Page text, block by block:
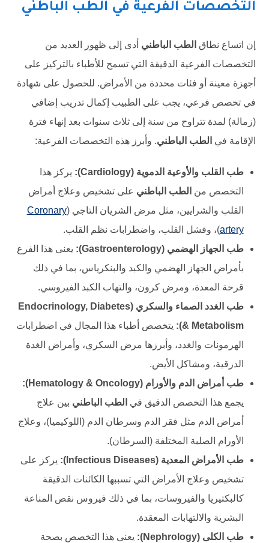
التخصصات الفرعية في الطب الباطني
إن اتساع نطاق الطب الباطني أدى إلى ظهور العديد من
التخصصات الفرعية الدقيقة التي تسمح للأطباء بالتركيز على
أجهزة معينة أو فئات محددة من الأمراض. للحصول على شهادة
في تخصص فرعي، يجب على الطبيب إكمال تدريب إضافي
(زمالة) لمدة تتراوح من سنة إلى ثلاث سنوات بعد إنهاء فترة
الإقامة في الطب الباطني. وأبرز هذه التخصصات الفرعية:
طب القلب والأوعية الدموية (Cardiology):
يركز هذا
التخصص من الطب الباطني على تشخيص وعلاج أمراض
القلب والشرايين، مثل مرض الشريان التاجي (Coronary
artery)، وفشل القلب، واضطرابات نظم القلب.
طب الجهاز الهضمي (Gastroenterology):
يعنى هذا الفرع
بأمراض الجهاز الهضمي والكبد والبنكرياس، بما في ذلك
قرحة المعدة، ومرض كرون، والتهاب الكبد الفيروسي.
طب الغدد الصماء والسكري (Endocrinology, Diabetes
& Metabolism):
يتخصص أطباء هذا المجال في اضطرابات
الهرمونات والغدد، وأبرزها مرض السكري، وأمراض الغدة
الدرقية، ومشاكل الأيض.
طب أمراض الدم والأورام (Hematology & Oncology):
يجمع هذا التخصص الدقيق في الطب الباطني بين علاج
أمراض الدم مثل فقر الدم وسرطان الدم (اللوكيميا)، وعلاج
الأورام الصلبة المختلفة (السرطان).
طب الأمراض المعدية (Infectious Diseases):
يركز على
تشخيص وعلاج الأمراض التي تسببها الكائنات الدقيقة
كالبكتيريا والفيروسات، بما في ذلك فيروس نقص المناعة
البشرية والالتهابات المعقدة.
طب الكلى (Nephrology):
يعنى هذا التخصص بصحة